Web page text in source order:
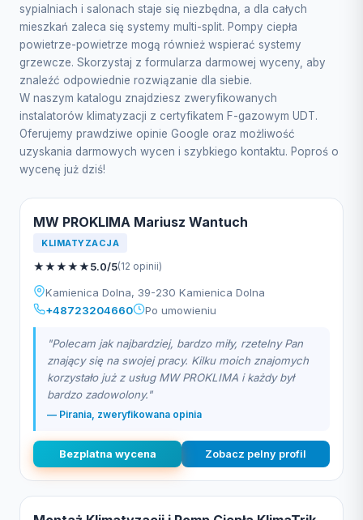
sypialniach i salonach staje się niezbędna, a dla całych
mieszkań zaleca się systemy multi-split. Pompy ciepła
powietrze-powietrze mogą również wspierać systemy
grzewcze. Skorzystaj z formularza darmowej wyceny, aby
znaleźć odpowiednie rozwiązanie dla siebie.
W naszym katalogu znajdziesz zweryfikowanych
instalatorów klimatyzacji z certyfikatem F-gazowym UDT.
Oferujemy prawdziwe opinie Google oraz możliwość
uzyskania darmowych wycen i szybkiego kontaktu. Poproś o
wycenę już dziś!
MW PROKLIMA Mariusz Wantuch
KLIMATYZACJA
★★★★★5.0/5(12 opinii)
Kamienica Dolna, 39-230 Kamienica Dolna
+48723204660
Po umowieniu
"Polecam jak najbardziej, bardzo miły, rzetelny Pan
znający się na swojej pracy. Kilku moich znajomych
korzystało już z usług MW PROKLIMA i każdy był
bardzo zadowolony."
— Pirania, zweryfikowana opinia
Bezplatna wycena Zobacz pelny profil